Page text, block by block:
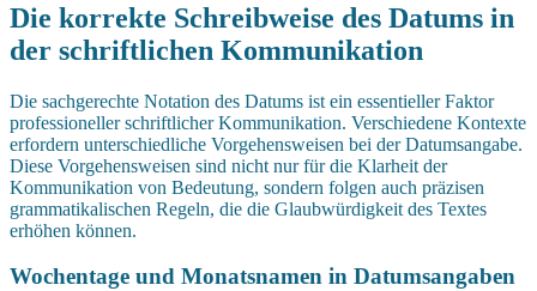
Die korrekte Schreibweise des Datums in
der schriftlichen Kommunikation
Die sachgerechte Notation des Datums ist ein essentieller Faktor
professioneller schriftlicher Kommunikation. Verschiedene Kontexte
erfordern unterschiedliche Vorgehensweisen bei der Datumsangabe.
Diese Vorgehensweisen sind nicht nur für die Klarheit der
Kommunikation von Bedeutung, sondern folgen auch präzisen
grammatikalischen Regeln, die die Glaubwürdigkeit des Textes
erhöhen können.
Wochentage und Monatsnamen in Datumsangaben